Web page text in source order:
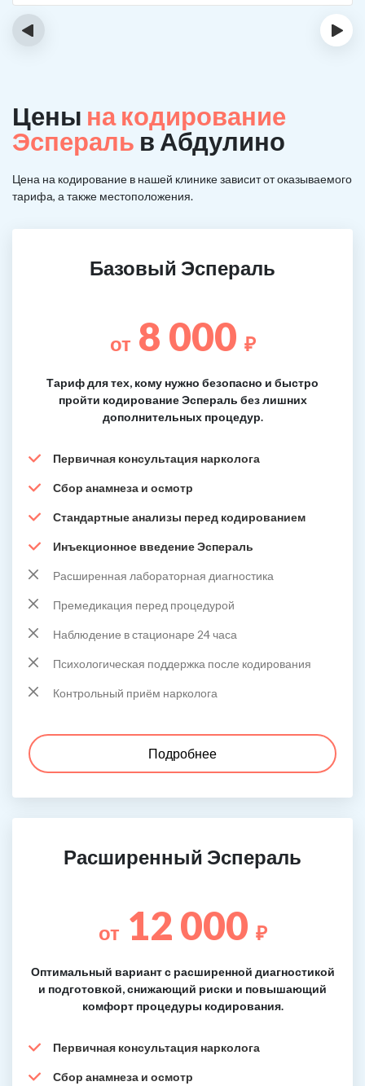
‹ ›
Цены на кодирование
Эспераль в Абдулино
Цена на кодирование в нашей клинике зависит от оказываемого
тарифа, а также местоположения.
Базовый Эспераль
от 8 000 ₽
Тариф для тех, кому нужно безопасно и быстро
пройти кодирование Эспераль без лишних
дополнительных процедур.
Первичная консультация нарколога
Сбор анамнеза и осмотр
Стандартные анализы перед кодированием
Инъекционное введение Эспераль
Расширенная лабораторная диагностика
Премедикация перед процедурой
Наблюдение в стационаре 24 часа
Психологическая поддержка после кодирования
Контрольный приём нарколога
Подробнее
Расширенный Эспераль
от 12 000 ₽
Оптимальный вариант с расширенной диагностикой
и подготовкой, снижающий риски и повышающий
комфорт процедуры кодирования.
Первичная консультация нарколога
Сбор анамнеза и осмотр